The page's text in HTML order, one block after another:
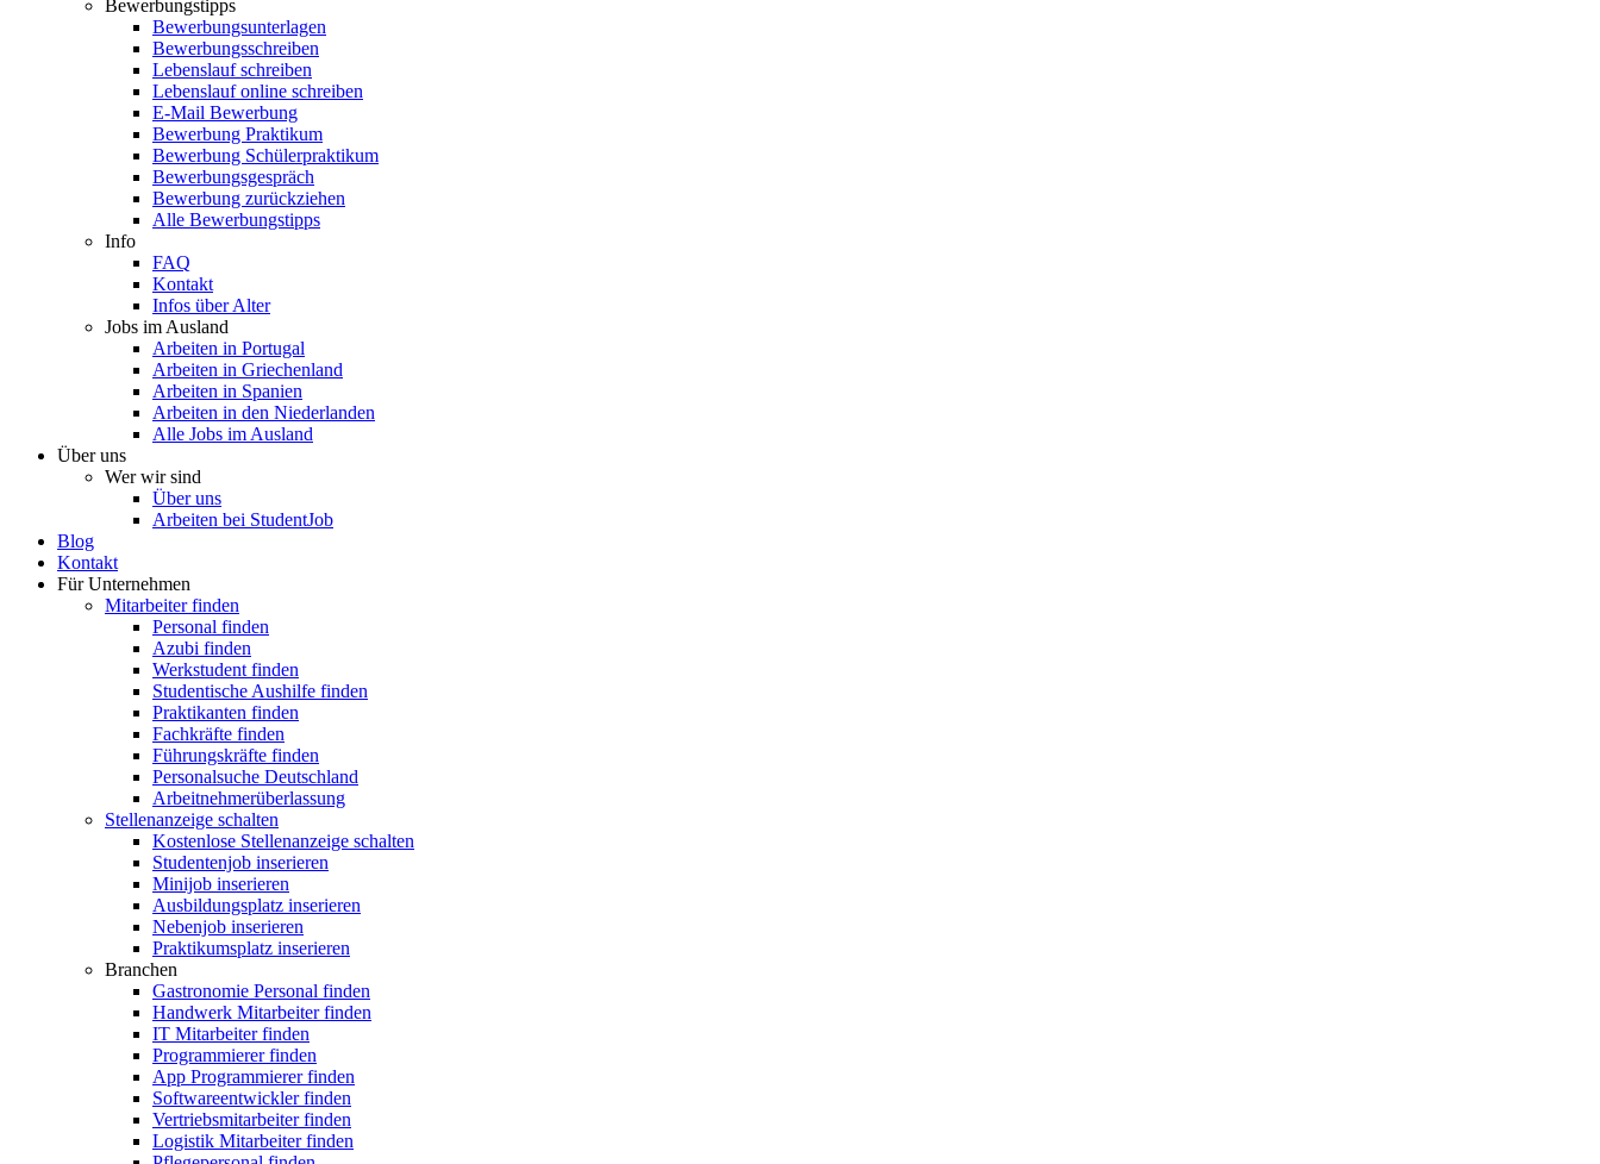
Bewerbungstipps
Bewerbungsunterlagen
Bewerbungsschreiben
Lebenslauf schreiben
Lebenslauf online schreiben
E-Mail Bewerbung
Bewerbung Praktikum
Bewerbung Schülerpraktikum
Bewerbungsgespräch
Bewerbung zurückziehen
Alle Bewerbungstipps
Info
FAQ
Kontakt
Infos über Alter
Jobs im Ausland
Arbeiten in Portugal
Arbeiten in Griechenland
Arbeiten in Spanien
Arbeiten in den Niederlanden
Alle Jobs im Ausland
Über uns
Wer wir sind
Über uns
Arbeiten bei StudentJob
Blog
Kontakt
Für Unternehmen
Mitarbeiter finden
Personal finden
Azubi finden
Werkstudent finden
Studentische Aushilfe finden
Praktikanten finden
Fachkräfte finden
Führungskräfte finden
Personalsuche Deutschland
Arbeitnehmerüberlassung
Stellenanzeige schalten
Kostenlose Stellenanzeige schalten
Studentenjob inserieren
Minijob inserieren
Ausbildungsplatz inserieren
Nebenjob inserieren
Praktikumsplatz inserieren
Branchen
Gastronomie Personal finden
Handwerk Mitarbeiter finden
IT Mitarbeiter finden
Programmierer finden
App Programmierer finden
Softwareentwickler finden
Vertriebsmitarbeiter finden
Logistik Mitarbeiter finden